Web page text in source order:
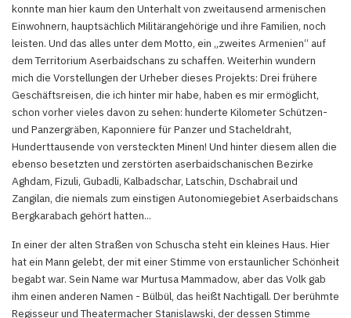
konnte man hier kaum den Unterhalt von zweitausend armenischen
Einwohnern, hauptsächlich Militärangehörige und ihre Familien, noch
leisten. Und das alles unter dem Motto, ein „zweites Armenien“ auf
dem Territorium Aserbaidschans zu schaffen. Weiterhin wundern
mich die Vorstellungen der Urheber dieses Projekts: Drei frühere
Geschäftsreisen, die ich hinter mir habe, haben es mir ermöglicht,
schon vorher vieles davon zu sehen: hunderte Kilometer Schützen-
und Panzergräben, Kaponniere für Panzer und Stacheldraht,
Hunderttausende von versteckten Minen! Und hinter diesem allen die
ebenso besetzten und zerstörten aserbaidschanischen Bezirke
Aghdam, Fizuli, Gubadli, Kalbadschar, Latschin, Dschabrail und
Zangilan, die niemals zum einstigen Autonomiegebiet Aserbaidschans
Bergkarabach gehört hatten...
In einer der alten Straßen von Schuscha steht ein kleines Haus. Hier
hat ein Mann gelebt, der mit einer Stimme von erstaunlicher Schönheit
begabt war. Sein Name war Murtusa Mammadow, aber das Volk gab
ihm einen anderen Namen - Bülbül, das heißt Nachtigall. Der berühmte
Regisseur und Theatermacher Stanislawski, der dessen Stimme